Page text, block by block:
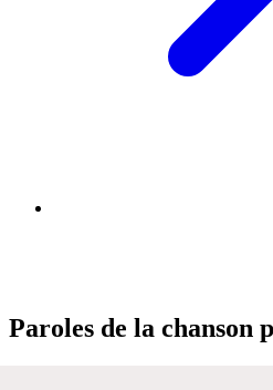
Paroles de la chanson